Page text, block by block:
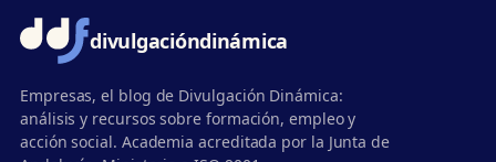
divulgacióndinámica
Empresas, el blog de Divulgación Dinámica:
análisis y recursos sobre formación, empleo y
acción social. Academia acreditada por la Junta de